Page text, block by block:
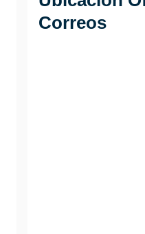
Correos